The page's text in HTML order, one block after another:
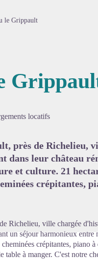
le Grippault
locatifs
près de Richelieu,
dans leur château
et culture. 21
crépitantes,
Richelieu, ville chargée
un séjour harmonieux entre
crépitantes, piano
table à manger. C'est notre